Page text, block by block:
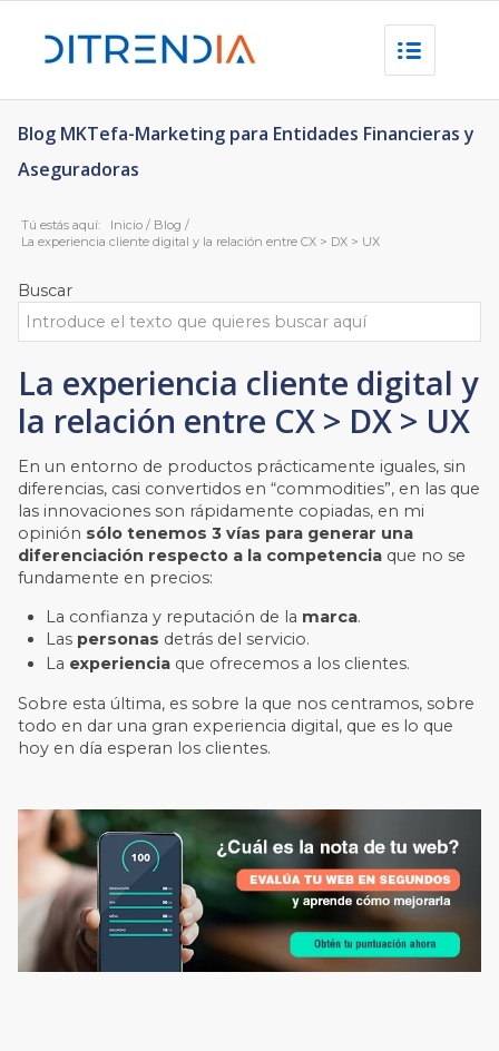
Blog MKTefa-Marketing para Entidades Financieras y
Aseguradoras
Tú estás aquí: Inicio / Blog /
La experiencia cliente digital y la relación entre CX > DX > UX
Buscar
La experiencia cliente digital y
la relación entre CX > DX > UX
En un entorno de productos prácticamente iguales, sin
diferencias, casi convertidos en “commodities”, en las que
las innovaciones son rápidamente copiadas, en mi
opinión sólo tenemos 3 vías para generar una
diferenciación respecto a la competencia que no se
fundamente en precios:
La confianza y reputación de la marca.
Las personas detrás del servicio.
La experiencia que ofrecemos a los clientes.
Sobre esta última, es sobre la que nos centramos, sobre
todo en dar una gran experiencia digital, que es lo que
hoy en día esperan los clientes.